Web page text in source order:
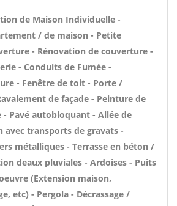
de Maison Individuelle -
/ de maison - Petite
- Rénovation de couverture -
- Conduits de Fumée -
- Fenêtre de toit - Porte /
de façade - Peinture de
- Pavé autobloquant - Allée de
avec transports de gravats -
métalliques - Terrasse en béton /
deaux pluviales - Ardoises - Puits
(Extension maison,
etc) - Pergola - Décrassage /